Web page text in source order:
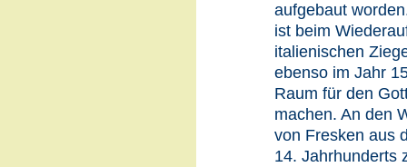
aufgebaut
ist beim
italienischen
ebenso im Jahr
Raum für den
machen. An den
von Fresken aus
14. Jahrhunderts